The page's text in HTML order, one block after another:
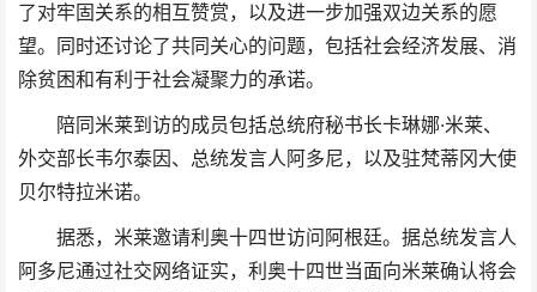
了对牢固关系的相互赞赏，以及进一步加强双边关系的愿
望。同时还讨论了共同关心的问题，包括社会经济发展、消
除贫困和有利于社会凝聚力的承诺。
陪同米莱到访的成员包括总统府秘书长卡琳娜·米莱、
外交部长韦尔泰因、总统发言人阿多尼，以及驻梵蒂冈大使
贝尔特拉米诺。
据悉，米莱邀请利奥十四世访问阿根廷。据总统发言人
阿多尼通过社交网络证实，利奥十四世当面向米莱确认将会